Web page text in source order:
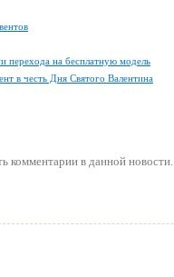
на бесплатную модель
в честь Дня Святого Валентина
комментарии в данной новости.